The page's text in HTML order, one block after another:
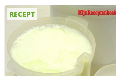
RECEPT